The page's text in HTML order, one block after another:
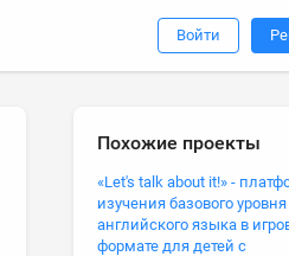
Войти
Похожие проекты
«Let's talk about it!» -
изучения базового уровня
английского языка в
формате для детей с